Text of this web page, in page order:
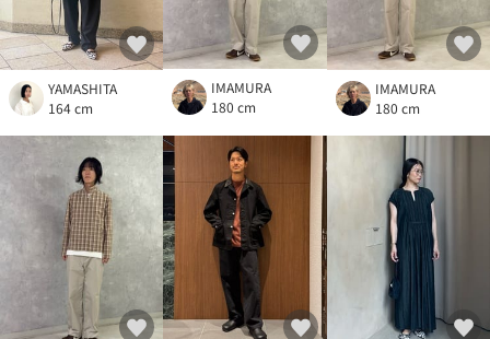
YAMASHITA
164 cm
IMAMURA
180 cm
IMAMURA
180 cm